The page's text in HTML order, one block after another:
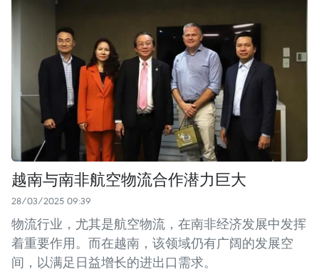
越南与南非航空物流合作潜力巨大
28/03/2025 09:39
物流行业，尤其是航空物流，在南非经济发展中发挥
着重要作用。而在越南，该领域仍有广阔的发展空
间，以满足日益增长的进出口需求。